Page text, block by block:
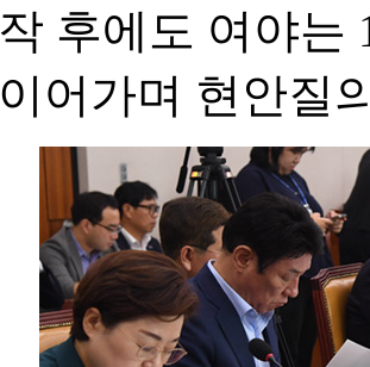
후에도 여야는
어가며 현안질